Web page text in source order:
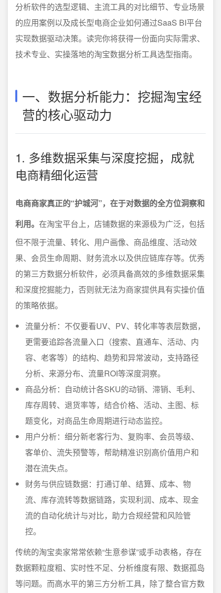
分析软件的选型逻辑、主流工具的对比细节、专业场景
的应用案例以及成长型电商企业如何通过SaaS BI平台
实现数据驱动决策。读完你将获得一份面向实际需求、
技术专业、实操落地的淘宝数据分析工具选型指南。
一、数据分析能力：挖掘淘宝经
营的核心驱动力
1. 多维数据采集与深度挖掘，成就
电商精细化运营
电商商家真正的“护城河”，在于对数据的全方位洞察和
利用。 在淘宝平台上，店铺数据的来源极为广泛，包括
但不限于流量、转化、用户画像、商品维度、活动效
果、会员生命周期、财务流水以及供应链库存等。优秀
的第三方数据分析软件，必须具备高效的多维数据采集
和深度挖掘能力，否则就无法为商家提供具有实操价值
的策略依据。
流量分析：不仅要看UV、PV、转化率等表层数据，
更需要追踪各流量入口（搜索、直通车、活动、内
容、老客等）的结构、趋势和异常波动，支持路径
分析、来源分布、流量ROI等深度洞察。
商品分析：自动统计各SKU的动销、滞销、毛利、
库存周转、退货率等，结合价格、活动、主图、标
题变化，对商品生命周期进行动态监控。
用户分析：细分新老客行为、复购率、会员等级、
客单价、流失预警等，帮助精准识别高价值用户和
潜在流失点。
财务与供应链数据：打通订单、结算、成本、物
流、库存流转等数据链路，实现利润、成本、现金
流的自动化统计与对比，助力合规经营和风险管
控。
传统的淘宝卖家常常依赖“生意参谋”或手动表格，存在
数据颗粒度粗、实时性不足、分析维度有限、数据孤岛
等问题。而高水平的第三方分析工具，除了整合官方数